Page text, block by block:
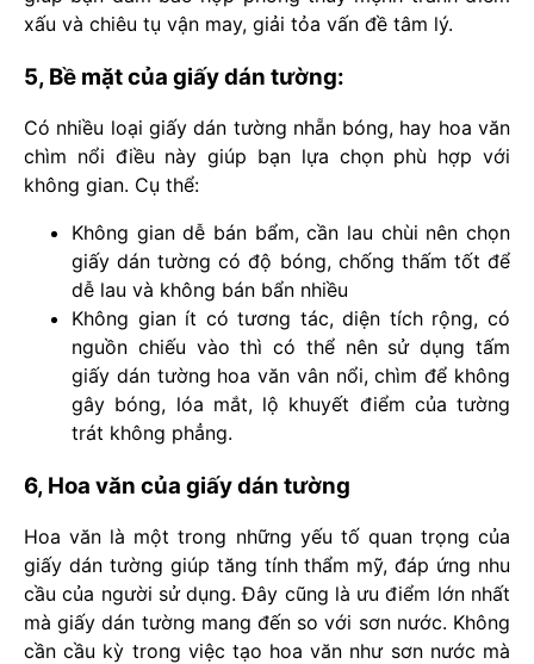
xấu và chiêu tụ vận may, giải tỏa vấn đề tâm lý.
5, Bề mặt của giấy dán tường:
Có nhiều loại giấy dán tường nhẵn bóng, hay hoa văn
chìm nổi điều này giúp bạn lựa chọn phù hợp với
không gian. Cụ thể:
Không gian dễ bán bẩm, cần lau chùi nên chọn
giấy dán tường có độ bóng, chống thấm tốt để
dễ lau và không bán bẩn nhiều
Không gian ít có tương tác, diện tích rộng, có
nguồn chiếu vào thì có thể nên sử dụng tấm
giấy dán tường hoa văn vân nổi, chìm để không
gây bóng, lóa mắt, lộ khuyết điểm của tường
trát không phẳng.
6, Hoa văn của giấy dán tường
Hoa văn là một trong những yếu tố quan trọng của
giấy dán tường giúp tăng tính thẩm mỹ, đáp ứng nhu
cầu của người sử dụng. Đây cũng là ưu điểm lớn nhất
mà giấy dán tường mang đến so với sơn nước. Không
cần cầu kỳ trong việc tạo hoa văn như sơn nước mà